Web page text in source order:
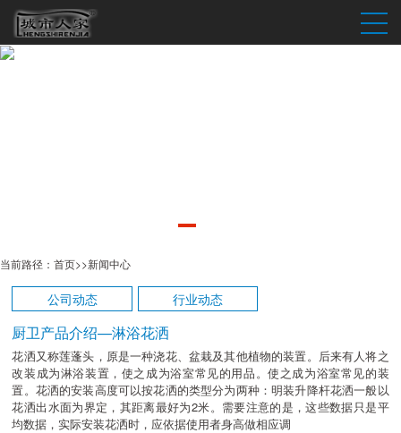
当前路径： 首页>>新闻中心
公司动态 行业动态
厨卫产品介绍—淋浴花洒
花洒又称莲蓬头，原是一种浇花、盆栽及其他植物的装置。后来有人将之
改装成为淋浴装置，使之成为浴室常见的用品。使之成为浴室常见的装
置。花洒的安装高度可以按花洒的类型分为两种：明装升降杆花洒一般以
花洒出水面为界定，其距离最好为2米。需要注意的是，这些数据只是平
均数据，实际安装花洒时，应依据使用者身高做相应调